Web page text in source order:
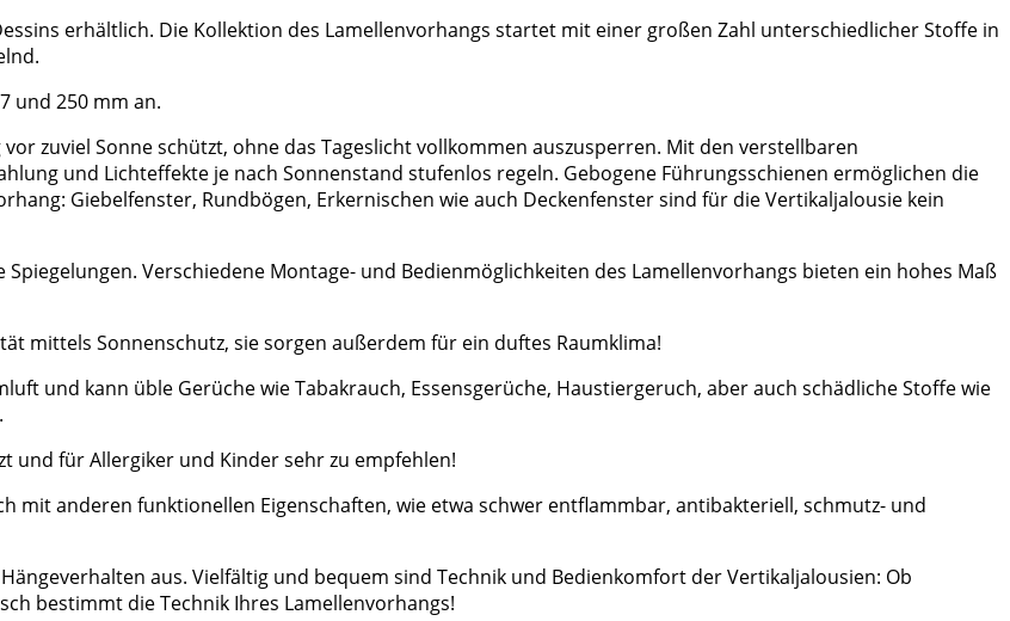
erhältlich. Die Kollektion des Lamellenvorhangs startet mit einer großen Zahl unterschiedlicher Stoffe in
und 250 mm an.
zuviel Sonne schützt, ohne das Tageslicht vollkommen auszusperren. Mit den verstellbaren
und Lichteffekte je nach Sonnenstand stufenlos regeln. Gebogene Führungsschienen ermöglichen die
Giebelfenster, Rundbögen, Erkernischen wie auch Deckenfenster sind für die Vertikaljalousie kein
Verschiedene Montage- und Bedienmöglichkeiten des Lamellenvorhangs bieten ein hohes Maß
mittels Sonnenschutz, sie sorgen außerdem für ein duftes Raumklima!
und kann üble Gerüche wie Tabakrauch, Essensgerüche, Haustiergeruch, aber auch schädliche Stoffe wie
und für Allergiker und Kinder sehr zu empfehlen!
mit anderen funktionellen Eigenschaften, wie etwa schwer entflammbar, antibakteriell, schmutz- und
aus. Vielfältig und bequem sind Technik und Bedienkomfort der Vertikaljalousien: Ob
bestimmt die Technik Ihres Lamellenvorhangs!